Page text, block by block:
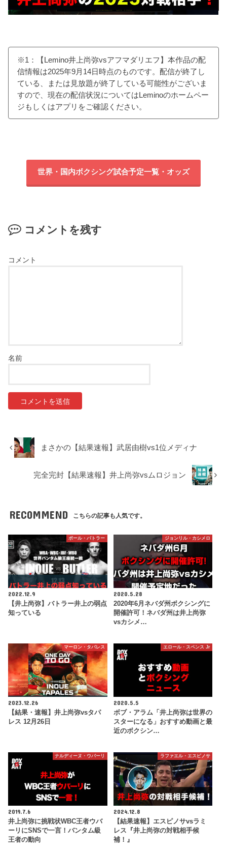
※1：【Lemino井上尚弥vsアフマダリエフ】本作品の配
信情報は2025年9月14日時点のものです。配信が終了し
ている、または見放題が終了している可能性がございま
すので、現在の配信状況についてはLeminoのホームペー
ジもしくはアプリをご確認ください。
世界・国内ボクシング試合予定一覧・オッズ
コメントを残す
コメント
名前
まさかの【結果速報】武居由樹vs1位メディナ
完全完封【結果速報】井上尚弥vsムロジョン
RECOMMEND こちらの記事も人気です。
ポール・バトラー
2022.12.9
【井上尚弥】バトラー井上の弱点
知っている
ジョンリル・カシメロ
2020.5.28
2020年6月ネバダ州ボクシングに
開催許可！ネバダ州は井上尚弥
vsカシメ…
マーロン・タパレス
2023.12.26
【結果・速報】井上尚弥vsタパ
レス 12月26日
エロール・スペンス Jr
2020.5.5
ボブ・アラム「井上尚弥は世界の
スターになる」おすすめ動画と最
近のボクシン…
ナルディーヌ・ウバーリ
2019.7.6
井上尚弥に挑戦状WBC王者ウバ
ーリにSNSで一言！バンタム級
王者の動向
ラファエル・エスピノサ
2024.12.8
【結果速報】エスピノサvsラミ
レス『井上尚弥の対戦相手候
補！』